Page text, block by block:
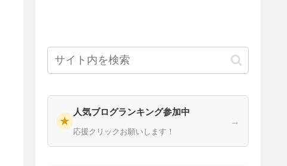
★
人気ブログランキング参加中
応援クリックお願いします！
→